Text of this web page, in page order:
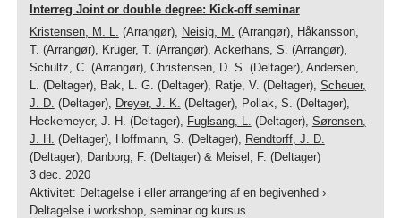
Interreg Joint or double degree: Kick-off seminar
Kristensen, M. L.
(Arrangør), Neisig, M. (Arrangør), Håkansson,
T. (Arrangør), Krüger, T. (Arrangør), Ackerhans, S. (Arrangør),
Schultz, C. (Arrangør), Christensen, D. S. (Deltager), Andersen,
L. (Deltager), Bak, L. G. (Deltager), Ratje, V. (Deltager), Scheuer,
J. D. (Deltager), Dreyer, J. K. (Deltager), Pollak, S. (Deltager),
Heckemeyer, J. H. (Deltager), Fuglsang, L. (Deltager), Sørensen,
J. H. (Deltager), Hoffmann, S. (Deltager), Rendtorff, J. D.
(Deltager), Danborg, F. (Deltager) & Meisel, F. (Deltager)
3 dec. 2020
Aktivitet: Deltagelse i eller arrangering af en begivenhed›
Deltagelse i workshop, seminar og kursus